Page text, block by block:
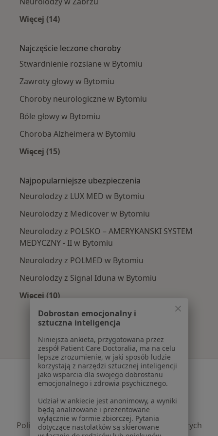
Więcej (14)
Najczęście leczone choroby
Stwardnienie rozsiane w Bytomiu
Zawroty głowy w Bytomiu
Choroby neurologiczne w Bytomiu
Bóle głowy w Bytomiu
Choroba Alzheimera w Bytomiu
Więcej (15)
Najpopularniejsze ubezpieczenia
Neurolodzy z LUX MED w Bytomiu
Neurolodzy z Medicover w Bytomiu
Neurolodzy z POLSKO – AMERYKANSKI SYSTEM
MEDYCZNY - II w Bytomiu
Neurolodzy z POLMED w Bytomiu
Neurolodzy z Signal Iduna w Bytomiu
Więcej (10)
Więcej w kategorii: Najpopularniejsze
Serwis
Regulamin
Polityka prywatności pacjentów
Polityka prywatności profesjonalistów
Polityka prywatności dla profesjonalistów, których
Dobrostan emocjonalny i
sztuczna inteligencja
Niniejsza ankieta, przygotowana przez
zespół Patient Care Doctoralia, ma na celu
lepsze zrozumienie, w jaki sposób ludzie
korzystają z narzędzi sztucznej inteligencji
jako wsparcia dla swojego dobrostanu
emocjonalnego i zdrowia psychicznego.
Udział w ankiecie jest anonimowy, a wyniki
będą analizowane i prezentowane
wyłącznie w formie zbiorczej. Pytania
dotyczące nastolatków są skierowane